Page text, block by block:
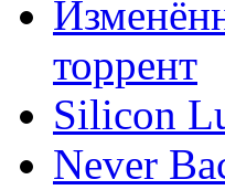
торрент
Silicon
Never